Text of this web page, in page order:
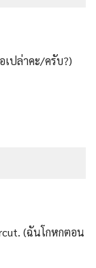
ปล่าคะ/ครับ?)
(ฉันโกหกตอน